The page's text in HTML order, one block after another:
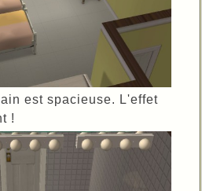
est spacieuse. L'effet
!